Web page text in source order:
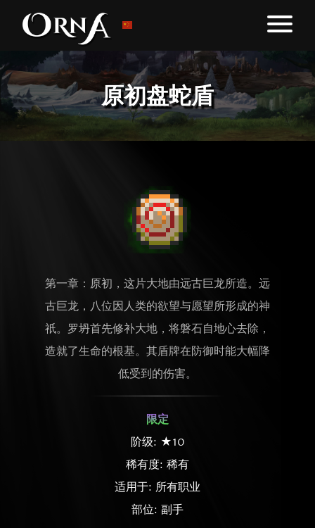
原初盘蛇盾
第一章：原初，这片大地由远古巨龙所造。远
古巨龙，八位因人类的欲望与愿望所形成的神
祇。罗坍首先修补大地，将磐石自地心去除，
造就了生命的根基。其盾牌在防御时能大幅降
低受到的伤害。
限定
阶级: ★10
稀有度: 稀有
适用于: 所有职业
部位: 副手